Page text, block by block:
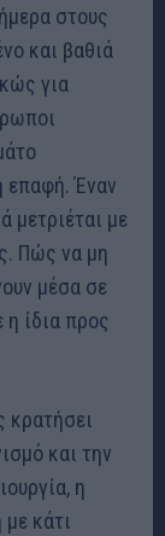
στους
και βαθιά
για
επαφή. Έναν
μετριέται με
Πώς να μη
μέσα σε
η ίδια προς
κρατήσει
και την
η
κάτι